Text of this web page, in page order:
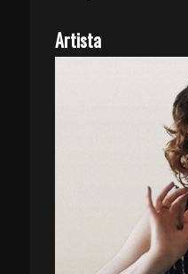
Artista